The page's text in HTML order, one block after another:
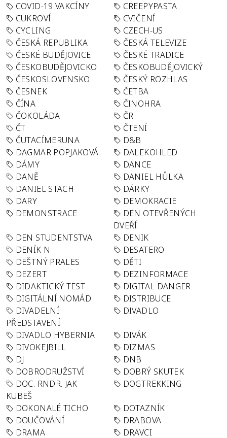
COVID-19 VAKCÍNY
CREEPYPASTA
CUKROVÍ
CVIČENÍ
CYCLING
CZECH-US
ČESKÁ REPUBLIKA
ČESKÁ TELEVIZE
ČESKÉ BUDĚJOVICE
ČESKÉ TRADICE
ČESKOBUDĚJOVICKO
ČESKOBUDĚJOVICKÝ
ČESKOSLOVENSKO
ČESKÝ ROZHLAS
ČESNEK
ČETBA
ČÍNA
ČINOHRA
ČOKOLÁDA
ČR
ČT
ČTENÍ
ČUTACÍMERUNA
D&B
DAGMAR POPJAKOVÁ
DALEKOHLED
DÁMY
DANCE
DANĚ
DANIEL HŮLKA
DANIEL STACH
DÁRKY
DARY
DEMOKRACIE
DEMONSTRACE
DEN OTEVŘENÝCH
DVEŘÍ
DEN STUDENTSTVA
DENIK
DENÍK N
DESATERO
DEŠTNÝ PRALES
DĚTI
DEZERT
DEZINFORMACE
DIDAKTICKÝ TEST
DIGITAL DANGER
DIGITÁLNÍ NOMÁD
DISTRIBUCE
DIVADELNÍ
PŘEDSTAVENÍ
DIVADLO
DIVADLO HYBERNIA
DIVÁK
DIVOKEJBILL
DIZMAS
DJ
DNB
DOBRODRUŽSTVÍ
DOBRÝ SKUTEK
DOC. RNDR. JAK
KUBEŠ
DOGTREKKING
DOKONALÉ TICHO
DOTAZNÍK
DOUČOVÁNÍ
DRABOVA
DRAMA
DRAVCI